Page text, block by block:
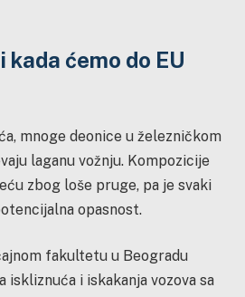
kada ćemo do EU
mnoge deonice u železničkom
laganu vožnju. Kompozicije
zbog loše pruge, pa je svaki
opasnost.
fakultetu u Beogradu
iskliznuća i iskakanja vozova sa